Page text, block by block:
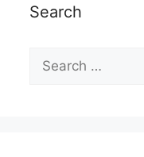
Search
Search
for: